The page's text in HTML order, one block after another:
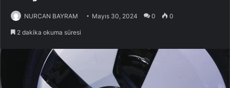
NURCAN BAYRAM Mayıs 30, 2024 0 0
2 dakika okuma süresi